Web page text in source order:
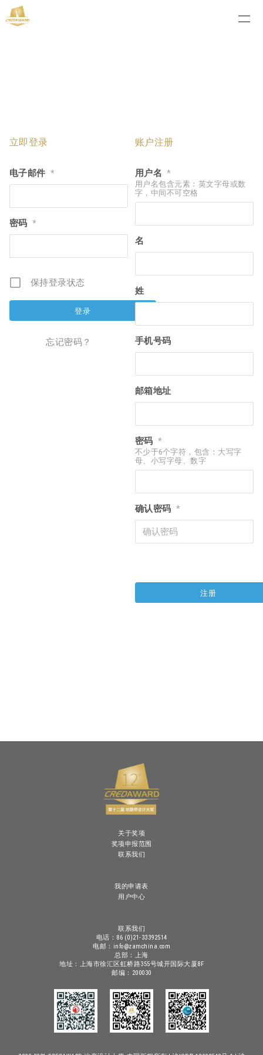
立即登录
电子邮件 *
密码 *
保持登录状态
忘记密码？
账户注册
用户名 *
用户名包含元素：英文字母或数
字，中间不可空格
名
姓
手机号码
邮箱地址
密码 *
不少于6个字符，包含：大写字
母、小写字母、数字
确认密码 *
关于奖项
奖项申报范围
联系我们
我的申请表
用户中心
联系我们
电话：86 (0)21-33392514
电邮：info@zamchina.com
总部：上海
地址：上海市徐汇区虹桥路355号城开国际大厦8F
邮编：200030